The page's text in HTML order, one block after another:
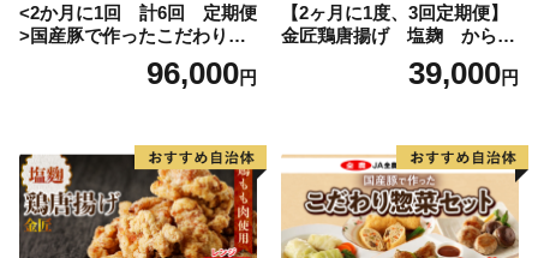
<2か月に1回 計6回 定期便
>国産豚で作ったこだわり惣
96,000円
【2ヶ月に1度、3回定期便】
金匠鶏唐揚げ 塩麹 からあ
39,000円